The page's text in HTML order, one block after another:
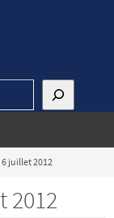
juillet 2012
2012